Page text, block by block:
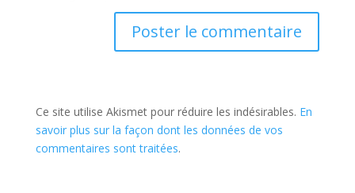
Ce site utilise Akismet pour réduire les indésirables. En
savoir plus sur la façon dont les données de vos
commentaires sont traitées.